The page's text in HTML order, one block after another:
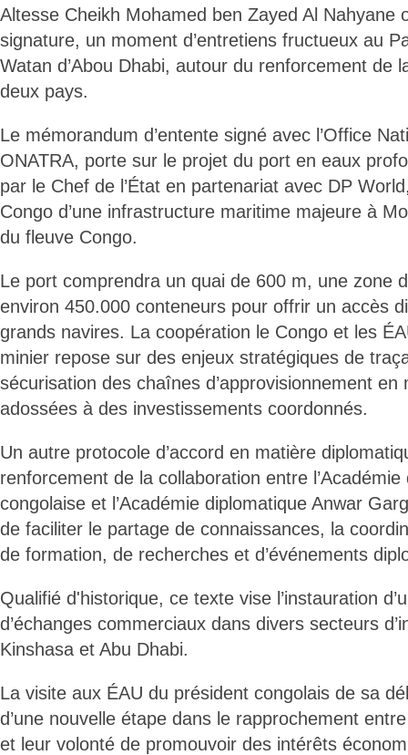
Altesse Cheikh Mohamed ben Zayed Al Nahyane
signature, un moment d’entretiens fructueux au
Watan d’Abou Dhabi, autour du renforcement de
deux pays.
Le mémorandum d’entente signé avec l’Office
ONATRA, porte sur le projet du port en eaux
par le Chef de l’État en partenariat avec DP
Congo d’une infrastructure maritime majeure à
du fleuve Congo.
Le port comprendra un quai de 600 m, une zone
environ 450.000 conteneurs pour offrir un accès
grands navires. La coopération le Congo et les
minier repose sur des enjeux stratégiques de
sécurisation des chaînes d’approvisionnement en
adossées à des investissements coordonnés.
Un autre protocole d’accord en matière
renforcement de la collaboration entre l’Académie
congolaise et l’Académie diplomatique Anwar
de faciliter le partage de connaissances, la
de formation, de recherches et d’événements
Qualifié d'historique, ce texte vise l’instauration
d’échanges commerciaux dans divers secteurs
Kinshasa et Abu Dhabi.
La visite aux ÉAU du président congolais de sa
d’une nouvelle étape dans le rapprochement
et leur volonté de promouvoir des intérêts